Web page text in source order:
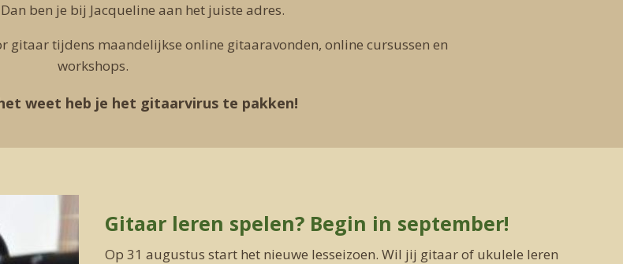
ben je bij Jacqueline aan het juiste adres.
gitaar tijdens maandelijkse online gitaaravonden, online cursussen en
workshops.
weet heb je het gitaarvirus te pakken!
Gitaar leren spelen? Begin in september!
Op 31 augustus start het nieuwe lesseizoen. Wil jij gitaar of ukulele leren